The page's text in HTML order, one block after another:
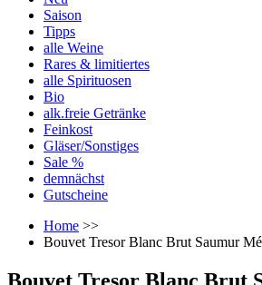
Saison
Tipps
alle Weine
Rares & limitiertes
alle Spirituosen
Bio
alk.freie Getränke
Feinkost
Gläser/Sonstiges
Sale %
demnächst
Gutscheine
Home >>
Bouvet Tresor Blanc Brut Saumur